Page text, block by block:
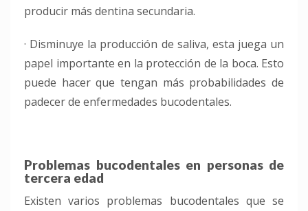
producir más dentina secundaria.
· Disminuye la producción de saliva, esta juega un
papel importante en la protección de la boca. Esto
puede hacer que tengan más probabilidades de
padecer de enfermedades bucodentales.
Problemas bucodentales en personas de
tercera edad
Existen varios problemas bucodentales que se